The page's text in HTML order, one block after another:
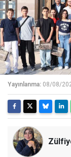
Yayınlanma: 08/08/